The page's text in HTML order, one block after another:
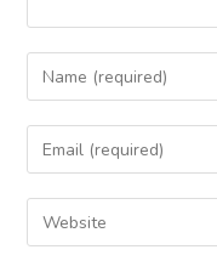
Enter
your
name
comment
Enter
your
email
address
Enter
your